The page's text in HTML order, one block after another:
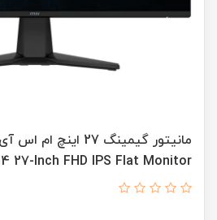
27-Inch FHD IPS Flat Monitor